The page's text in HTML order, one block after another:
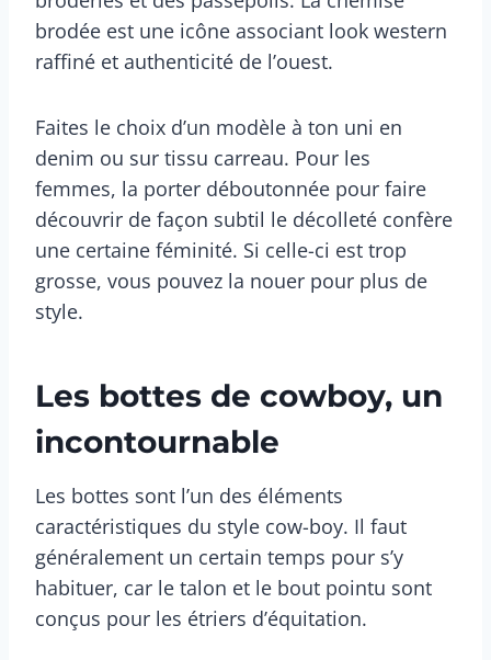
brodée est une icône associant look western
raffiné et authenticité de l’ouest.
Faites le choix d’un modèle à ton uni en
denim ou sur tissu carreau. Pour les
femmes, la porter déboutonnée pour faire
découvrir de façon subtil le décolleté confère
une certaine féminité. Si celle-ci est trop
grosse, vous pouvez la nouer pour plus de
style.
Les bottes de cowboy, un
incontournable
Les bottes sont l’un des éléments
caractéristiques du style cow-boy. Il faut
généralement un certain temps pour s’y
habituer, car le talon et le bout pointu sont
conçus pour les étriers d’équitation.